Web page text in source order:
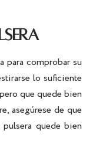
para comprobar su
lo suficiente
que quede bien
asegúrese de que
quede bien